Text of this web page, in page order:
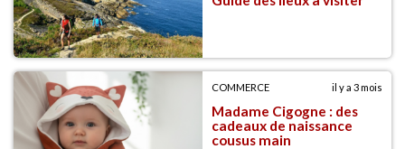
COMMERCE il y a 3 mois
Madame Cigogne : des
cadeaux de naissance
cousus main